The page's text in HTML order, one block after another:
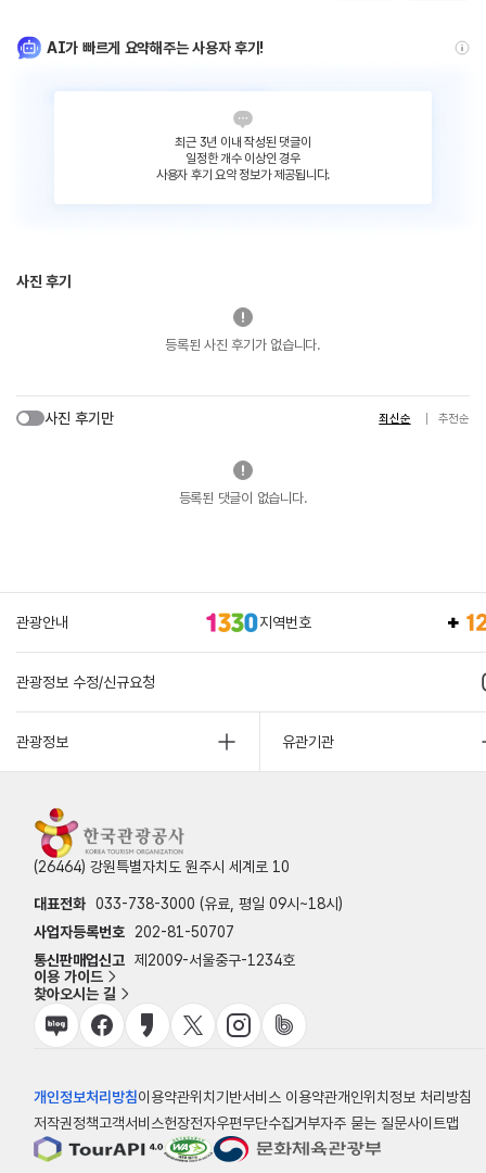
AI가 빠르게 요약해주는 사용자 후기!
최근 3년 이내 작성된 댓글이
일정한 개수 이상인 경우
사용자 후기 요약 정보가 제공됩니다.
사진 후기
등록된 사진 후기가 없습니다.
사진 후기만 최신순 추천순
등록된 댓글이 없습니다.
관광안내 지역번호
관광정보 수정/신규요청
관광정보 유관기관
(26464) 강원특별자치도 원주시 세계로 10
대표전화 033-738-3000 (유료, 평일 09시~18시)
사업자등록번호
202-81-50707
통신판매업신고 제2009-서울중구-1234호
이용 가이드
찾아오시는 길
개인정보처리방침이용약관위치기반서비스 이용약관개인위치정보 처리방침
저작권정책고객서비스헌장전자우편무단수집거부자주 묻는 질문사이트맵